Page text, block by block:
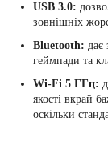
USB 3.0:
зовнішніх
Bluetooth: дає
геймпади та
Wi-Fi 5 ГГц:
якості вкрай
оскільки